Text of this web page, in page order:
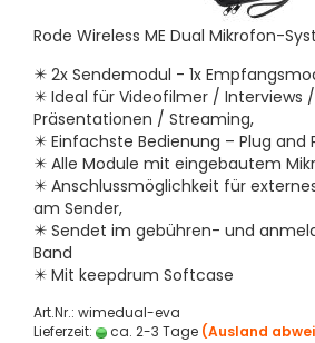
Rode Wireless ME Dual Mikrofon-
✴️ 2x Sendemodul - 1x
✴️ Ideal für Videofilmer / Interviews
Präsentationen / Streaming,
✴️ Einfachste Bedienung – Plug and
✴️ Alle Module mit eingebautem
✴️ Anschlussmöglichkeit für
am Sender,
✴️ Sendet im gebühren- und
Band
✴️ Mit keepdrum Softcase
Art.Nr.: wimedual-eva
Lieferzeit:
ca. 2-3 Tage (Ausland